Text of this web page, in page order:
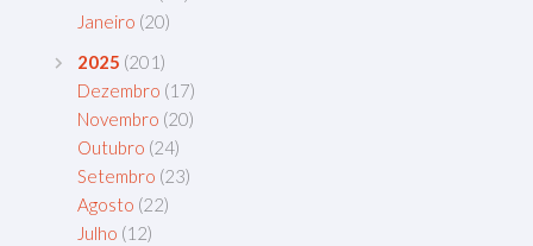
Janeiro (20)
2025 (201)
Dezembro (17)
Novembro (20)
Outubro (24)
Setembro (23)
Agosto (22)
Julho (12)